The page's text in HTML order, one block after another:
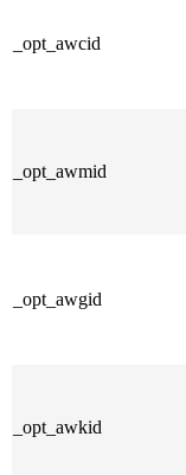
_opt_awcid
_opt_awmid
_opt_awgid
_opt_awkid